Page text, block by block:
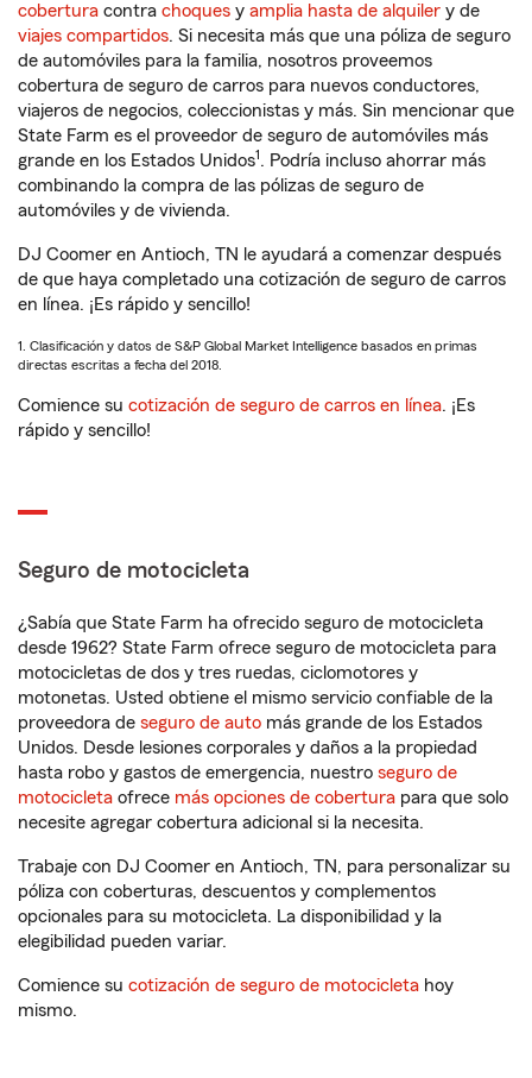
cobertura contra choques y amplia hasta de alquiler y de
viajes compartidos. Si necesita más que una póliza de seguro
de automóviles para la familia, nosotros proveemos
cobertura de seguro de carros para nuevos conductores,
viajeros de negocios, coleccionistas y más. Sin mencionar que
State Farm es el proveedor de seguro de automóviles más
grande en los Estados Unidos1 . Podría incluso ahorrar más
combinando la compra de las pólizas de seguro de
automóviles y de vivienda.
DJ Coomer en Antioch, TN le ayudará a comenzar después
de que haya completado una cotización de seguro de carros
en línea. ¡Es rápido y sencillo!
1. Clasificación y datos de S&P Global Market Intelligence basados en primas
directas escritas a fecha del 2018.
Comience su cotización de seguro de carros en línea. ¡Es
rápido y sencillo!
Seguro de motocicleta
¿Sabía que State Farm ha ofrecido seguro de motocicleta
desde 1962? State Farm ofrece seguro de motocicleta para
motocicletas de dos y tres ruedas, ciclomotores y
motonetas. Usted obtiene el mismo servicio confiable de la
proveedora de seguro de auto más grande de los Estados
Unidos. Desde lesiones corporales y daños a la propiedad
hasta robo y gastos de emergencia, nuestro seguro de
motocicleta ofrece más opciones de cobertura para que solo
necesite agregar cobertura adicional si la necesita.
Trabaje con DJ Coomer en Antioch, TN, para personalizar su
póliza con coberturas, descuentos y complementos
opcionales para su motocicleta. La disponibilidad y la
elegibilidad pueden variar.
Comience su cotización de seguro de motocicleta hoy
mismo.